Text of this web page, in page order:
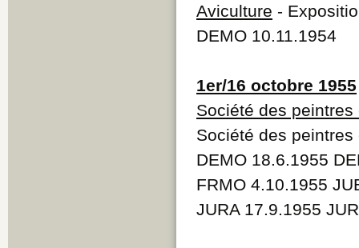
Aviculture -
DEMO 10.11.1954
1er/16 octobre 1955
Société des
Société des
DEMO 18.6.1955
FRMO 4.10.1955
JURA 17.9.1955